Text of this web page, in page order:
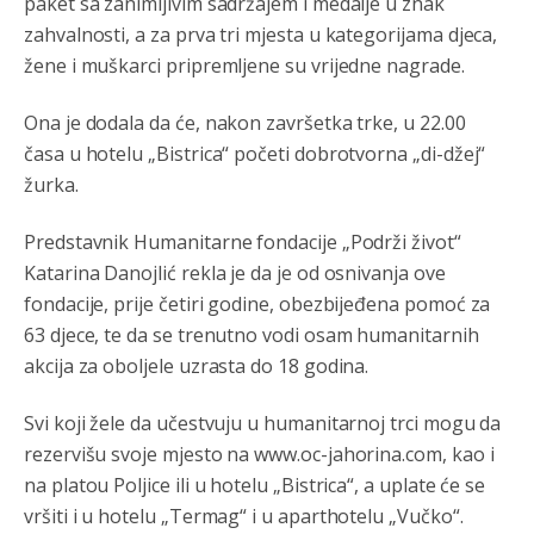
zahvalnosti, a za prva tri mjesta u kategorijama djeca,
žene i muškarci pripremljene su vrijedne nagrade.
Ona je dodala da će, nakon završetka trke, u 22.00
časa u hotelu „Bistrica“ početi dobrotvorna „di-džej“
žurka.
Predstavnik Humanitarne fondacije „Podrži život“
Katarina Danojlić rekla je da je od osnivanja ove
fondacije, prije četiri godine, obezbijeđena pomoć za
63 djece, te da se trenutno vodi osam humanitarnih
akcija za oboljele uzrasta do 18 godina.
Svi koji žele da učestvuju u humanitarnoj trci mogu da
rezervišu svoje mjesto na www.oc-jahorina.com, kao i
na platou Poljice ili u hotelu „Bistrica“, a uplate će se
vršiti i u hotelu „Termag“ i u aparthotelu „Vučko“.
Jel moguće da toliko zaostaju za nama..
Prema posljednjem zvaničnom popisu stanovništva, u
Bosni i Hercegovini ima 89.794 nepismenih osoba, što
čini 2,82% ukupnog stanovništva starijeg od 10 godina
Sa ovim procentom, Bosna i Hercegovina ima najvišu
stopu nepismenosti u regionu.
Анонимно2818605 8/8/2026
11:21
Najveći rizik sa nepismenim stanovništvom je "kupovina
glasova" i manipulacija kroz fiktivne pomoćnike (koji
birača).
Анонимно2818605 8/8/2026
11:28
Prema zvaničnim podacima Agencije za statistiku BiH, u